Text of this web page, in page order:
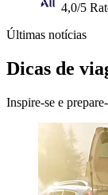
4,0/5
Últimas notícias
Dicas de
Inspire-se e